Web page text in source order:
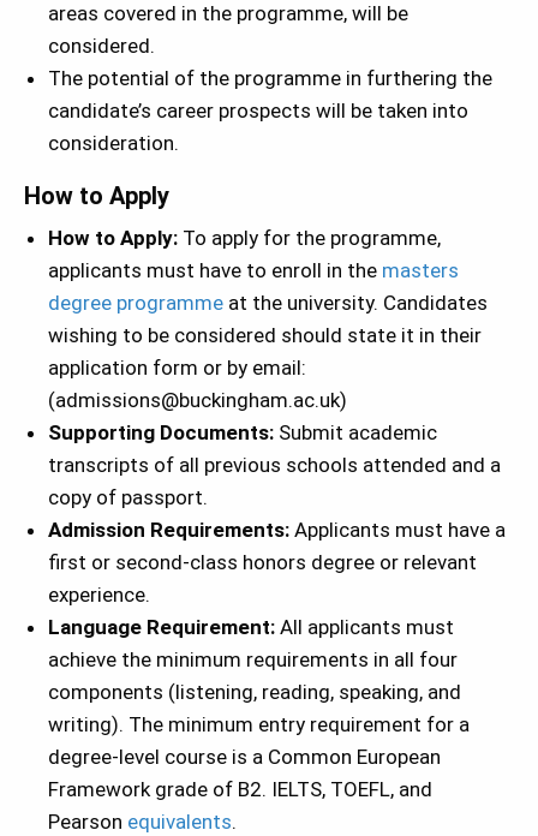
areas covered in the programme, will be
considered.
The potential of the programme in furthering the
candidate’s career prospects will be taken into
consideration.
How to Apply
How to Apply: To apply for the programme,
applicants must have to enroll in the masters
degree programme at the university. Candidates
wishing to be considered should state it in their
application form or by email:
(admissions@buckingham.ac.uk)
Supporting Documents: Submit academic
transcripts of all previous schools attended and a
copy of passport.
Admission Requirements: Applicants must have a
first or second-class honors degree or relevant
experience.
Language Requirement: All applicants must
achieve the minimum requirements in all four
components (listening, reading, speaking, and
writing). The minimum entry requirement for a
degree-level course is a Common European
Framework grade of B2. IELTS, TOEFL, and
Pearson equivalents.